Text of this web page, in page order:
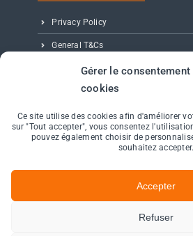
Gérer le consentement
cookies
Ce site utilise des cookies afin d'améliorer
sur "Tout accepter", vous consentez
pouvez également choisir de
souhaitez accepter.
Accepter
Refuser
Privacy Policy
General T&Cs
Legal notice
Partenaires, Éditeur & Crédits
CONTACT